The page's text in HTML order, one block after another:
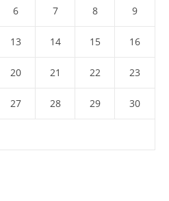
6 7 8 9
13 14 15 16
20 21 22 23
27 28 29 30